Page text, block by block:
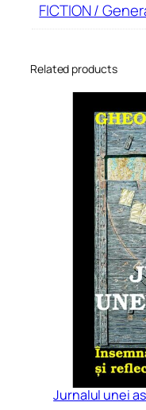
FICTION /
Related products
Jurnalul unei